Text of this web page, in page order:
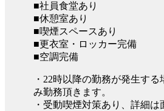
■社員食堂あり
■休憩室あり
■喫煙スペースあり
■更衣室・ロッカー完備
■空調完備
・22時以降の勤務が発生す
み勤務頂きます。
・受動喫煙対策あり、詳細は